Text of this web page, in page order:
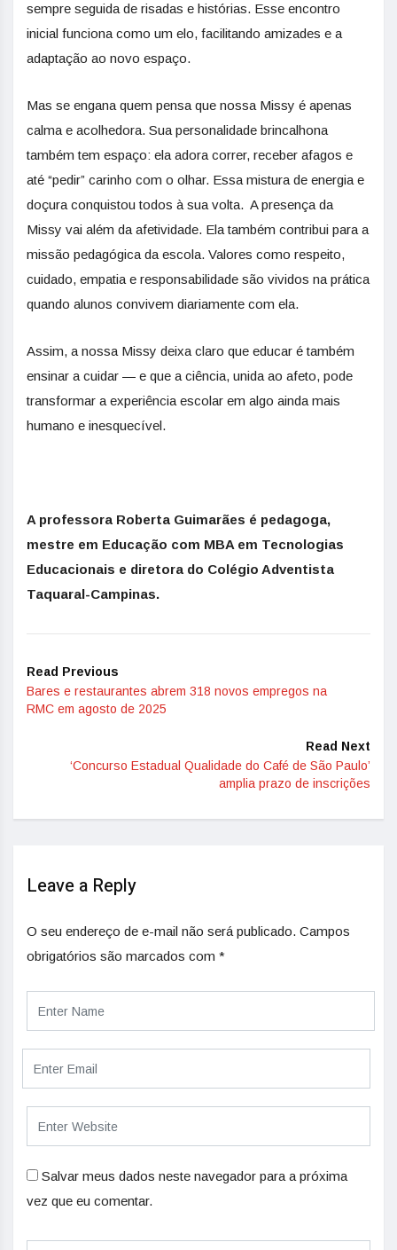
sempre seguida de risadas e histórias. Esse encontro
inicial funciona como um elo, facilitando amizades e a
adaptação ao novo espaço.
Mas se engana quem pensa que nossa Missy é apenas
calma e acolhedora. Sua personalidade brincalhona
também tem espaço: ela adora correr, receber afagos e
até “pedir” carinho com o olhar. Essa mistura de energia e
doçura conquistou todos à sua volta. A presença da
Missy vai além da afetividade. Ela também contribui para a
missão pedagógica da escola. Valores como respeito,
cuidado, empatia e responsabilidade são vividos na prática
quando alunos convivem diariamente com ela.
Assim, a nossa Missy deixa claro que educar é também
ensinar a cuidar — e que a ciência, unida ao afeto, pode
transformar a experiência escolar em algo ainda mais
humano e inesquecível.
A professora Roberta Guimarães é pedagoga,
mestre em Educação com MBA em Tecnologias
Educacionais e diretora do Colégio Adventista
Taquaral-Campinas.
Read Previous
Bares e restaurantes abrem 318 novos empregos na
RMC em agosto de 2025
Read Next
‘Concurso Estadual Qualidade do Café de São Paulo’
amplia prazo de inscrições
Leave a Reply
O seu endereço de e-mail não será publicado. Campos
obrigatórios são marcados com *
Salvar meus dados neste navegador para a próxima
vez que eu comentar.